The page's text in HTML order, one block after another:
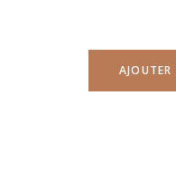
AJOUTER